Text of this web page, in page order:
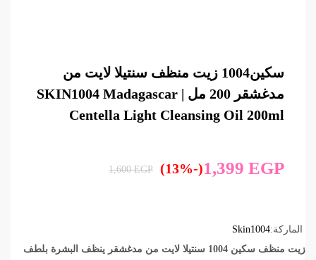
سكين1004 زيت منظف سنتيلا لايت من
مدغشقر 200 مل | SKIN1004 Madagascar
Centella Light Cleansing Oil 200ml
1,399 EGP
(-13%)
1,600EGP
الماركة:Skin1004
زيت منظف سكين 1004 سنتيلا لايت من مدغشقر ينظف البشرة بلطف